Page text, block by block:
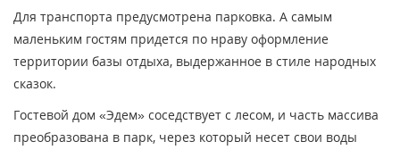
Для транспорта предусмотрена парковка. А самым
маленьким гостям придется по нраву оформление
территории базы отдыха, выдержанное в стиле народных
сказок.
Гостевой дом «Эдем» соседствует с лесом, и часть массива
преобразована в парк, через который несет свои воды